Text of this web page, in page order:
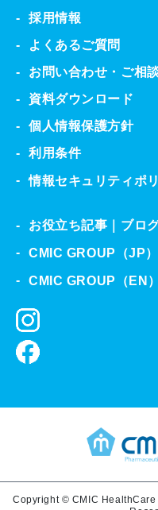
採用情報
よくあるご質問
お問い合わせ・ご相
資料ダウンロード
個人情報保護方針
利用条件
情報セキュリティポ
お役立ち記事｜ブロ
CMIC GROUP（JP）
CMIC GROUP（EN）
Copyright © CMIC